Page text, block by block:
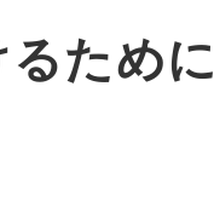
ために